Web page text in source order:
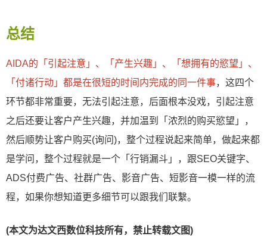
总结
AIDA的「引起注意」、「产生兴趣」、「想拥有的慾望」、
「付诸行动」都是在很短的时间内完成的同一件事，这四个
环节都非常重要，无法引起注意，后面根本没戏，引起注意
之后还要让客户产生兴趣，并加温到「浓烈的购买慾望」，
然后顺势让客户购买(询问)，整个过程说起来简单，做起来都
是学问，整个过程就是一个「行销漏斗」，跟SEO关键字、
ADS付费广告、社群广告、影音广告、短影音一模一样的流
程，如果你想知道更多细节可以跟我们联繫。
(本文为达文西数位科技所有，禁止转载文图)